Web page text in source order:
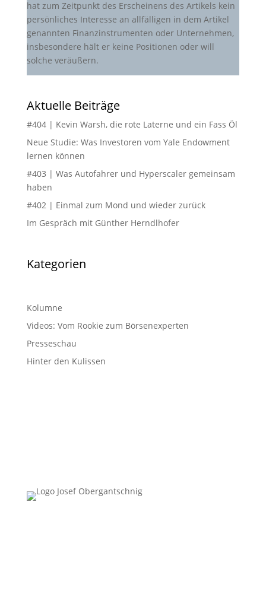
hat zum Zeitpunkt des Erscheinens des Artikels kein
persönliches Interesse an allfälligen in dem Artikel
genannten Finanzinstrumenten oder Unternehmen,
insbesondere hält er keine Positionen oder will
solche veräußern.
Aktuelle Beiträge
#404 | Kevin Warsh, die rote Laterne und ein Fass Öl
Neue Studie: Was Investoren vom Yale Endowment
lernen können
#403 | Was Autofahrer und Hyperscaler gemeinsam
haben
#402 | Einmal zum Mond und wieder zurück
Im Gespräch mit Günther Herndlhofer
Kategorien
Kolumne
Videos: Vom Rookie zum Börsenexperten
Presseschau
Hinter den Kulissen